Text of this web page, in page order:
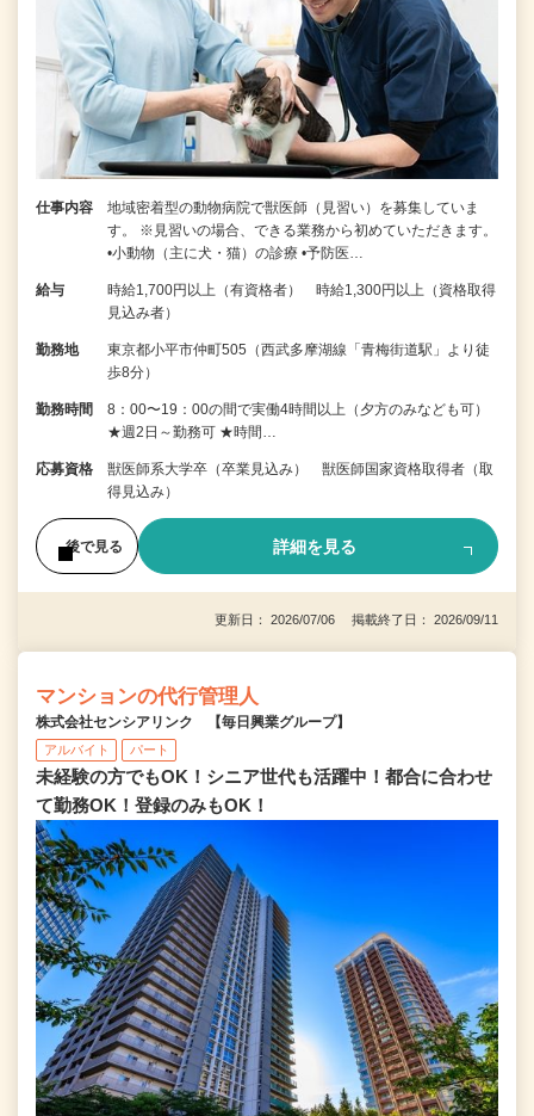
仕事内容
地域密着型の動物病院で獣医師（見習い）を募集していま
す。 ※見習いの場合、できる業務から初めていただきます。
•小動物（主に犬・猫）の診療 •予防医…
給与
時給1,700円以上（有資格者） 時給1,300円以上（資格取得
見込み者）
勤務地
東京都小平市仲町505（西武多摩湖線「青梅街道駅」より徒
歩8分）
勤務時間
8：00〜19：00の間で実働4時間以上（夕方のみなども可）
★週2日～勤務可 ★時間…
応募資格
獣医師系大学卒（卒業見込み） 獣医師国家資格取得者（取
得見込み）
後で見る 詳細を見る
更新日： 2026/07/06 掲載終了日： 2026/09/11
マンションの代行管理人
株式会社センシアリンク 【毎日興業グループ】
アルバイト パート
未経験の方でもOK！シニア世代も活躍中！都合に合わせ
て勤務OK！登録のみもOK！